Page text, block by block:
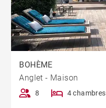
BOHÈME
Anglet - Maison
8 4 chambres